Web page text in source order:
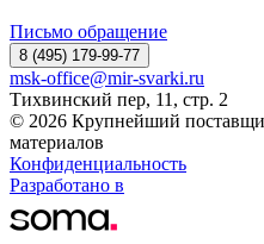
Письмо обращение
8 (495) 179-99-77
msk-office@mir-svarki.ru
Тихвинский пер, 11, стр. 2
© 2026 Крупнейший
материалов
Конфиденциальность
Разработано в